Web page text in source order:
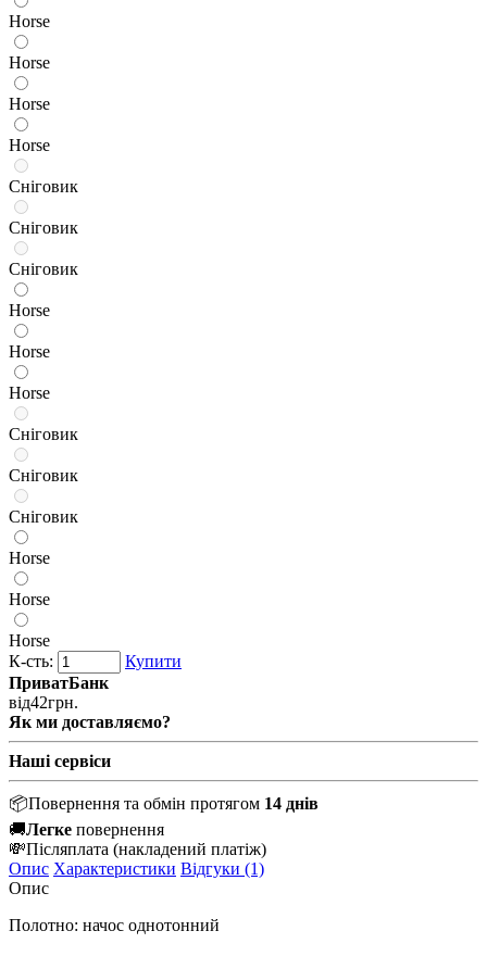
Horse
Horse
Horse
Horse
Сніговик
Сніговик
Сніговик
Horse
Horse
Horse
Сніговик
Сніговик
Сніговик
Horse
Horse
Horse
К-сть:
Купити
ПриватБанк
від42грн.
Як ми доставляємо?
Наші сервіси
📦Повернення та обмін протягом 14 днів
🚚Легке повернення
💸Післяплата (накладений платіж)
Опис Характеристики Відгуки (1)
Опис
Полотно: начос однотонний